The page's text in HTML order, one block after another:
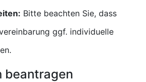
Bitte beachten Sie, dass
ggf. individuelle
beantragen